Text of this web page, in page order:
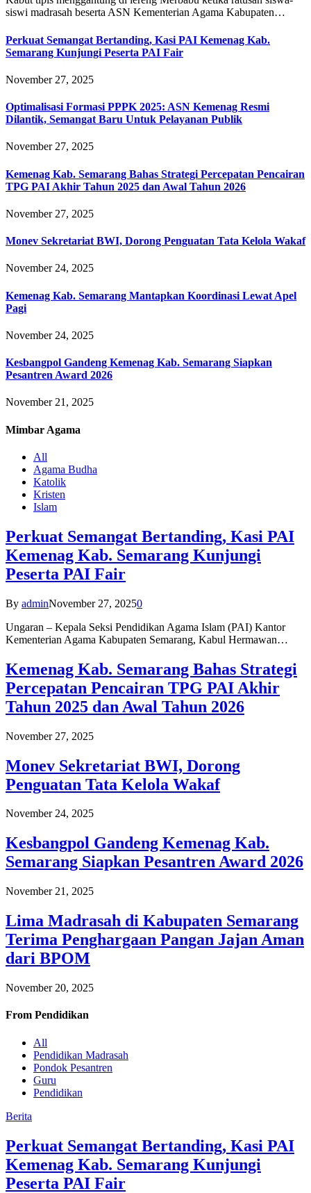
siswi madrasah beserta ASN Kementerian Agama Kabupaten…
Perkuat Semangat Bertanding, Kasi PAI Kemenag Kab.
Semarang Kunjungi Peserta PAI Fair
November 27, 2025
Optimalisasi Formasi PPPK 2025: ASN Kemenag Resmi
Dilantik, Semangat Baru Untuk Pelayanan Publik
November 27, 2025
Kemenag Kab. Semarang Bahas Strategi Percepatan Pencairan
TPG PAI Akhir Tahun 2025 dan Awal Tahun 2026
November 27, 2025
Monev Sekretariat BWI, Dorong Penguatan Tata Kelola Wakaf
November 24, 2025
Kemenag Kab. Semarang Mantapkan Koordinasi Lewat Apel
Pagi
November 24, 2025
Kesbangpol Gandeng Kemenag Kab. Semarang Siapkan
Pesantren Award 2026
November 21, 2025
Mimbar Agama
All
Agama Budha
Katolik
Kristen
Islam
Perkuat Semangat Bertanding, Kasi PAI
Kemenag Kab. Semarang Kunjungi
Peserta PAI Fair
By adminNovember 27, 20250
Ungaran – Kepala Seksi Pendidikan Agama Islam (PAI) Kantor
Kementerian Agama Kabupaten Semarang, Kabul Hermawan…
Kemenag Kab. Semarang Bahas Strategi
Percepatan Pencairan TPG PAI Akhir
Tahun 2025 dan Awal Tahun 2026
November 27, 2025
Monev Sekretariat BWI, Dorong
Penguatan Tata Kelola Wakaf
November 24, 2025
Kesbangpol Gandeng Kemenag Kab.
Semarang Siapkan Pesantren Award 2026
November 21, 2025
Lima Madrasah di Kabupaten Semarang
Terima Penghargaan Pangan Jajan Aman
dari BPOM
November 20, 2025
From Pendidikan
All
Pendidikan Madrasah
Pondok Pesantren
Guru
Pendidikan
Berita
Perkuat Semangat Bertanding, Kasi PAI
Kemenag Kab. Semarang Kunjungi
Peserta PAI Fair